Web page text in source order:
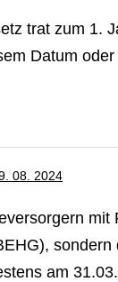
trat zum 1.
Datum
08. 2024
am